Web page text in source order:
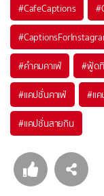
#CafeCaptions #
#
#คำคมคาเฟ่ #ฟู้ด
#แคปชั่นคาเฟ่ #แ
#แคปชั่นสายกิน